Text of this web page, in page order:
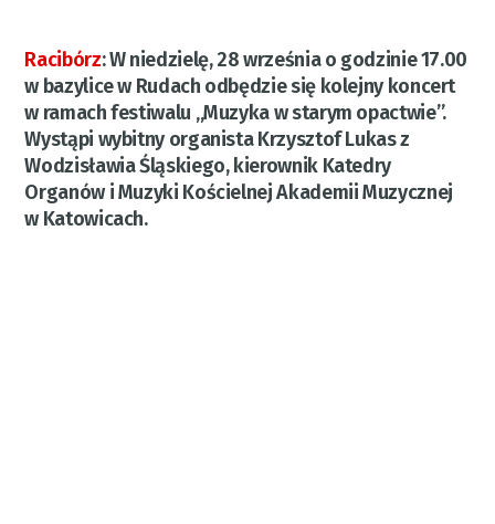
Racibórz:W niedzielę, 28 września o godzinie 17.00
w bazylice w Rudach odbędzie się kolejny koncert
w ramach festiwalu „Muzyka w starym opactwie”.
Wystąpi wybitny organista Krzysztof Lukas z
Wodzisławia Śląskiego, kierownik Katedry
Organów i Muzyki Kościelnej Akademii Muzycznej
w Katowicach.